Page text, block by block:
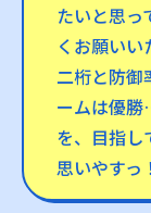
たいと思っ
くお願いい
二桁と防御
ームは優勝
を、目指
思いやすっ！